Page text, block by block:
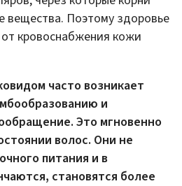
вещества. Поэтому здоровье
кровоснабжения кожи
часто возникает
и
Это мгновенно
волос. Они не
питания и в
становятся более